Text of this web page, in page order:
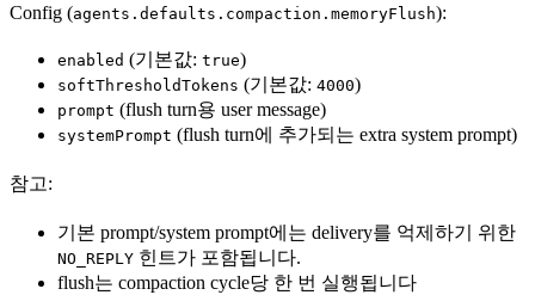
Config (agents.defaults.compaction.memoryFlush):
enabled (기본값: true)
softThresholdTokens (기본값: 4000)
prompt (flush turn용 user message)
systemPrompt (flush turn에 추가되는 extra system prompt)
참고:
기본 prompt/system prompt에는 delivery를 억제하기 위한
NO_REPLY 힌트가 포함됩니다.
flush는 compaction cycle당 한 번 실행됩니다